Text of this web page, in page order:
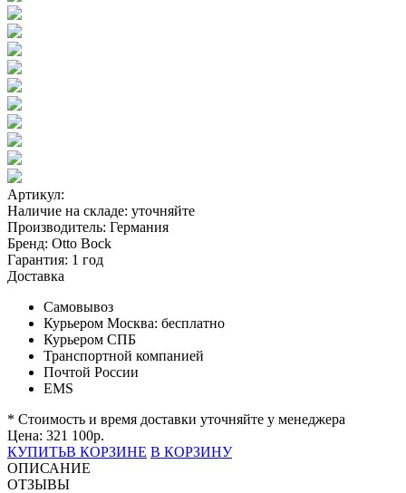
Артикул:
Наличие на складе: уточняйте
Производитель: Германия
Бренд: Otto Bock
Гарантия: 1 год
Доставка
Самовывоз
Курьером Москва: бесплатно
Курьером СПБ
Транспортной компанией
Почтой России
EMS
* Стоимость и время доставки уточняйте у менеджера
Цена: 321 100р.
КУПИТЬВ КОРЗИНЕ В КОРЗИНУ
ОПИСАНИЕ
ОТЗЫВЫ